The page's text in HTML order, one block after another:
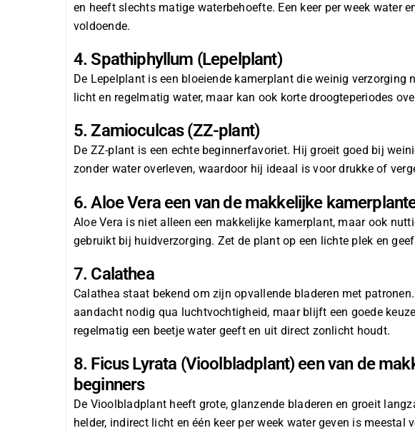
en heeft slechts matige waterbehoefte. Een keer per week water
voldoende.
4. Spathiphyllum (Lepelplant)
De Lepelplant is een bloeiende kamerplant die weinig verzorging
licht en regelmatig water, maar kan ook korte droogteperiodes
5. Zamioculcas (ZZ-plant)
De ZZ-plant is een echte beginnerfavoriet. Hij groeit goed bij
zonder water overleven, waardoor hij ideaal is voor drukke of
6. Aloe Vera een van de makkelijke
Aloe Vera is niet alleen een makkelijke kamerplant, maar ook
gebruikt bij huidverzorging. Zet de plant op een lichte plek en
7. Calathea
Calathea staat bekend om zijn opvallende bladeren met
aandacht nodig qua luchtvochtigheid, maar blijft een goede
regelmatig een beetje water geeft en uit direct zonlicht houdt.
8. Ficus Lyrata (Vioolbladplant) een van de
beginners
De Vioolbladplant heeft grote, glanzende bladeren en groeit
helder, indirect licht en één keer per week water geven is meestal